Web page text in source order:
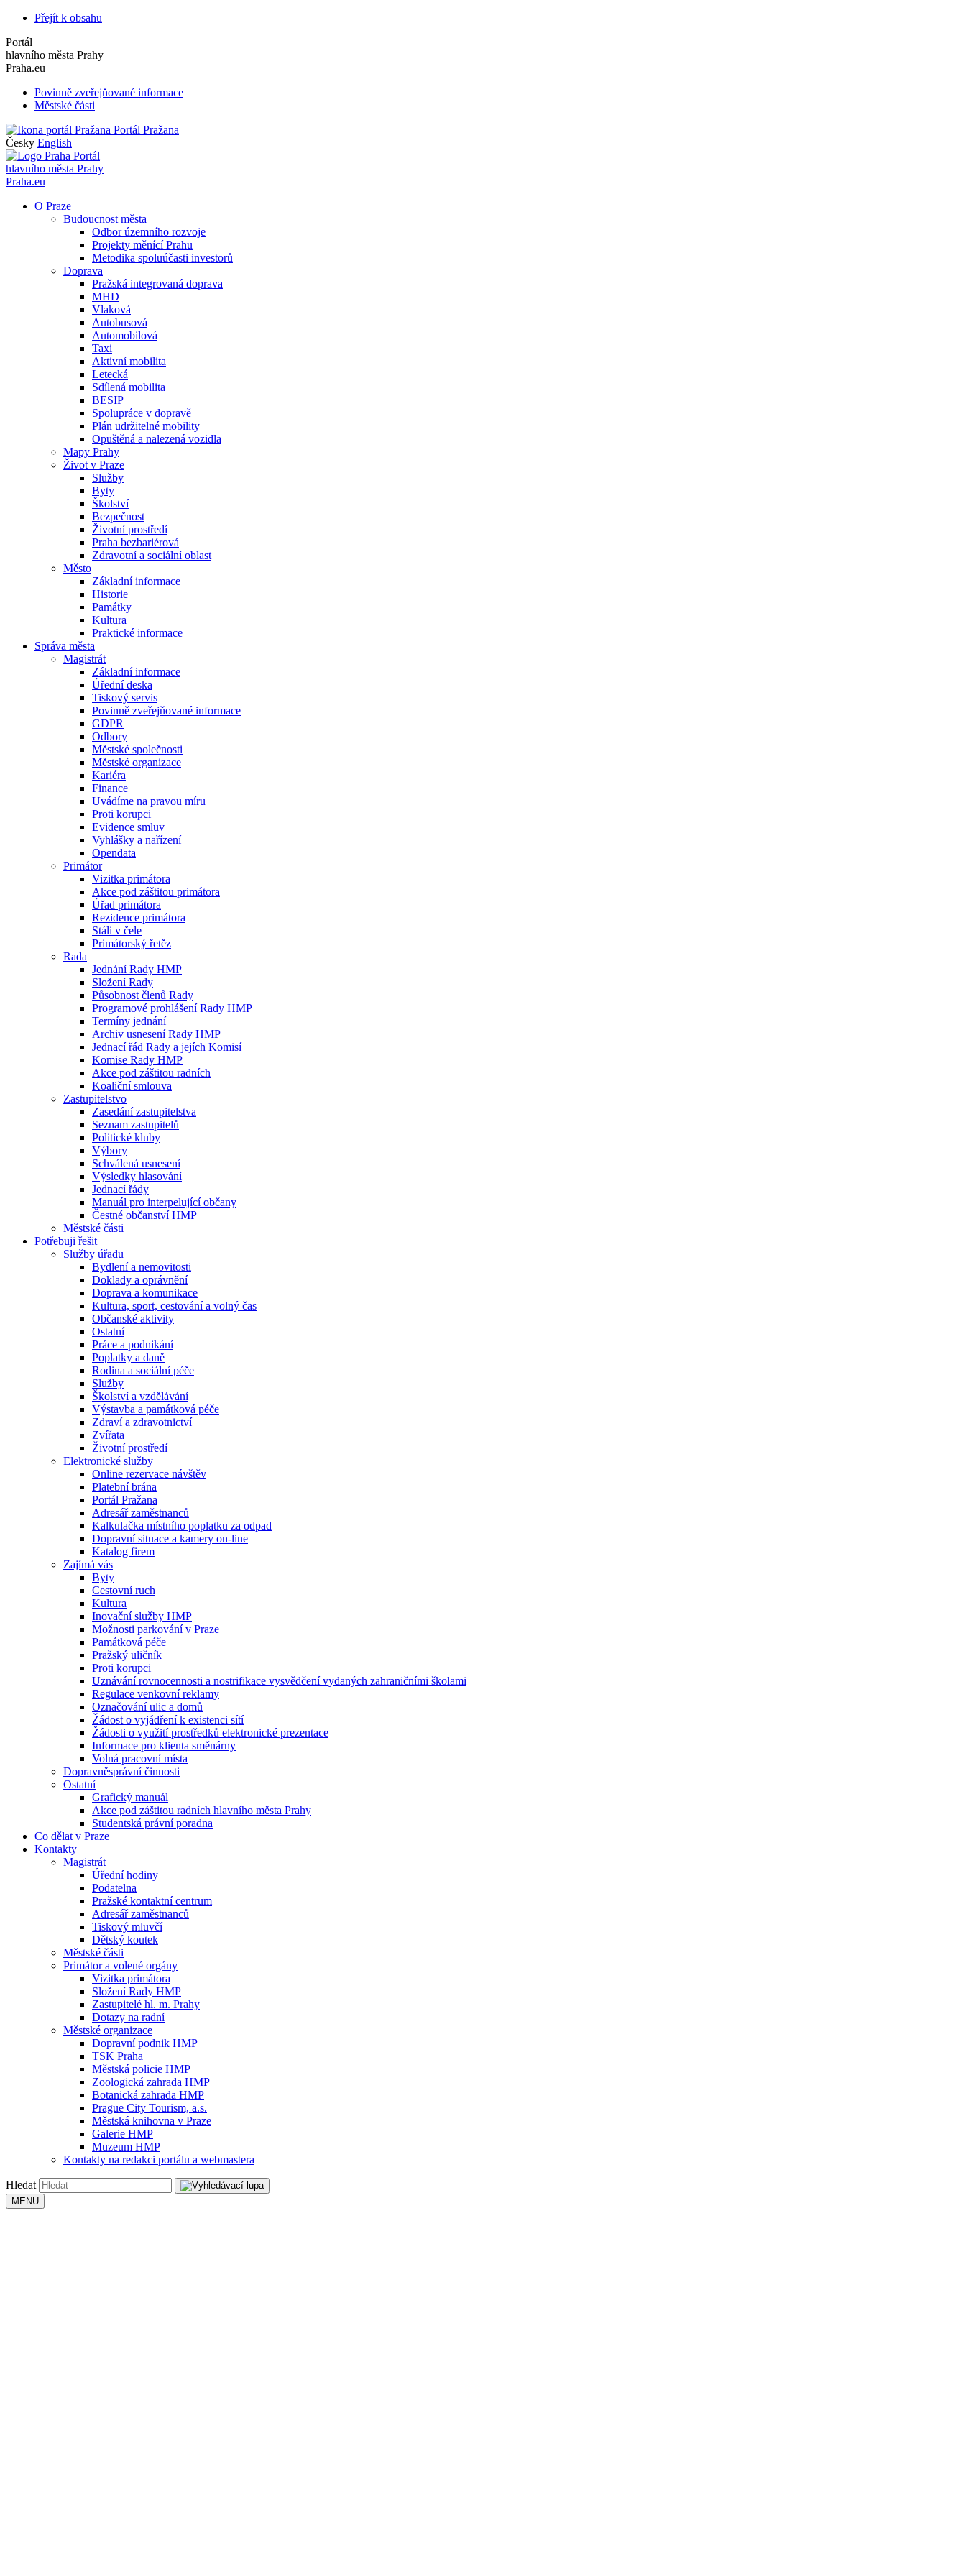
Přejít k obsahu
Portál
hlavního města Prahy
Praha.eu
Povinně zveřejňované informace
Městské části
Portál Pražana
Česky English
Portál
hlavního města Prahy
Praha.eu
O Praze
Budoucnost města
Odbor územního rozvoje
Projekty měnící Prahu
Metodika spoluúčasti investorů
Doprava
Pražská integrovaná doprava
MHD
Vlaková
Autobusová
Automobilová
Taxi
Aktivní mobilita
Letecká
Sdílená mobilita
BESIP
Spolupráce v dopravě
Plán udržitelné mobility
Opuštěná a nalezená vozidla
Mapy Prahy
Život v Praze
Služby
Byty
Školství
Bezpečnost
Životní prostředí
Praha bezbariérová
Zdravotní a sociální oblast
Město
Základní informace
Historie
Památky
Kultura
Praktické informace
Správa města
Magistrát
Základní informace
Úřední deska
Tiskový servis
Povinně zveřejňované informace
GDPR
Odbory
Městské společnosti
Městské organizace
Kariéra
Finance
Uvádíme na pravou míru
Proti korupci
Evidence smluv
Vyhlášky a nařízení
Opendata
Primátor
Vizitka primátora
Akce pod záštitou primátora
Úřad primátora
Rezidence primátora
Stáli v čele
Primátorský řetěz
Rada
Jednání Rady HMP
Složení Rady
Působnost členů Rady
Programové prohlášení Rady HMP
Termíny jednání
Archiv usnesení Rady HMP
Jednací řád Rady a jejích Komisí
Komise Rady HMP
Akce pod záštitou radních
Koaliční smlouva
Zastupitelstvo
Zasedání zastupitelstva
Seznam zastupitelů
Politické kluby
Výbory
Schválená usnesení
Výsledky hlasování
Jednací řády
Manuál pro interpelující občany
Čestné občanství HMP
Městské části
Potřebuji řešit
Služby úřadu
Bydlení a nemovitosti
Doklady a oprávnění
Doprava a komunikace
Kultura, sport, cestování a volný čas
Občanské aktivity
Ostatní
Práce a podnikání
Poplatky a daně
Rodina a sociální péče
Služby
Školství a vzdělávání
Výstavba a památková péče
Zdraví a zdravotnictví
Zvířata
Životní prostředí
Elektronické služby
Online rezervace návštěv
Platební brána
Portál Pražana
Adresář zaměstnanců
Kalkulačka místního poplatku za odpad
Dopravní situace a kamery on-line
Katalog firem
Zajímá vás
Byty
Cestovní ruch
Kultura
Inovační služby HMP
Možnosti parkování v Praze
Památková péče
Pražský uličník
Proti korupci
Uznávání rovnocennosti a nostrifikace vysvědčení vydaných zahraničními školami
Regulace venkovní reklamy
Označování ulic a domů
Žádost o vyjádření k existenci sítí
Žádosti o využití prostředků elektronické prezentace
Informace pro klienta směnárny
Volná pracovní místa
Dopravněsprávní činnosti
Ostatní
Grafický manuál
Akce pod záštitou radních hlavního města Prahy
Studentská právní poradna
Co dělat v Praze
Kontakty
Magistrát
Úřední hodiny
Podatelna
Pražské kontaktní centrum
Adresář zaměstnanců
Tiskový mluvčí
Dětský koutek
Městské části
Primátor a volené orgány
Vizitka primátora
Složení Rady HMP
Zastupitelé hl. m. Prahy
Dotazy na radní
Městské organizace
Dopravní podnik HMP
TSK Praha
Městská policie HMP
Zoologická zahrada HMP
Botanická zahrada HMP
Prague City Tourism, a.s.
Městská knihovna v Praze
Galerie HMP
Muzeum HMP
Kontakty na redakci portálu a webmastera
Hledat
MENU